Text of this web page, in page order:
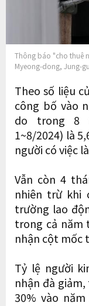
Thông báo "cho thuê
Myeong-dong, Jung-
Theo số liệu
công bố vào
do trong 8
1~8/2024) là
người có việc
Vẫn còn 4
nhiên trừ khi
trường lao
trong cả năm
nhận cột mốc
Tỷ lệ người
nhận đà
30% vào